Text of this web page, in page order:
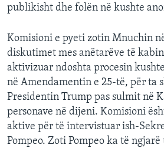
publikisht dhe folën në kushte
Komisioni e pyeti zotin Mnuchin
diskutimet mes anëtarëve të
aktivizuar ndoshta procesin
në Amendamentin e 25-të, për ta
Presidentin Trump pas sulmit në
personave në dijeni. Komisioni
aktive për të intervistuar ish-
Pompeo. Zoti Pompeo ka të